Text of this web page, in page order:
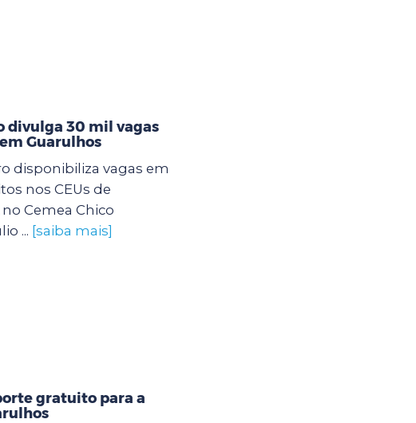
divulga 30 mil vagas
Guarulhos
disponibiliza vagas em
nos CEUs de
Cemea Chico
... [saiba mais]
gratuito para a